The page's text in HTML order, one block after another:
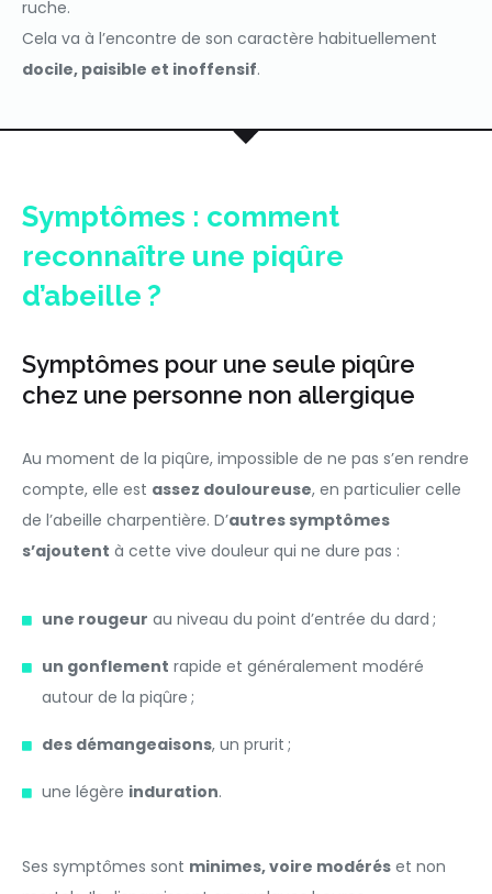
ruche.
Cela va à l’encontre de son caractère habituellement
docile, paisible et inoffensif.
Symptômes : comment
reconnaître une piqûre
d’abeille ?
Symptômes pour une seule piqûre
chez une personne non allergique
Au moment de la piqûre, impossible de ne pas s’en rendre
compte, elle est assez douloureuse, en particulier celle
de l’abeille charpentière. D’autres symptômes
s’ajoutent à cette vive douleur qui ne dure pas :
une rougeur au niveau du point d’entrée du dard ;
un gonflement rapide et généralement modéré
autour de la piqûre ;
des démangeaisons, un prurit ;
une légère induration.
Ses symptômes sont minimes, voire modérés et non